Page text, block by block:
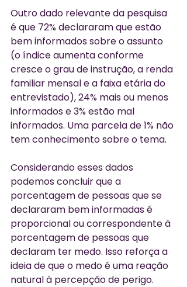
Outro dado relevante da pesquisa
é que 72% declararam que estão
bem informados sobre o assunto
(o índice aumenta conforme
cresce o grau de instrução, a renda
familiar mensal e a faixa etária do
entrevistado), 24% mais ou menos
informados e 3% estão mal
informados. Uma parcela de 1% não
tem conhecimento sobre o tema.
Considerando esses dados
podemos concluir que a
porcentagem de pessoas que se
declararam bem informadas é
proporcional ou correspondente à
porcentagem de pessoas que
declaram ter medo. Isso reforça a
ideia de que o medo é uma reação
natural à percepção de perigo.